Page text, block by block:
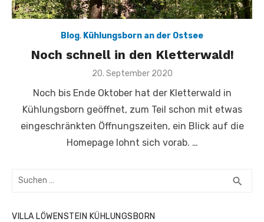
Blog, Kühlungsborn an der Ostsee
Noch schnell in den Kletterwald!
Veröffentlicht
20. September 2020
Noch bis Ende Oktober hat der Kletterwald in
Kühlungsborn geöffnet, zum Teil schon mit etwas
eingeschränkten Öffnungszeiten, ein Blick auf die
Homepage lohnt sich vorab. …
Suchen
search
VILLA LÖWENSTEIN KÜHLUNGSBORN